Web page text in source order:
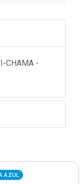
CHAMA -
AZUL